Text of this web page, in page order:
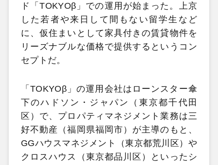
ド「TOKYOβ」での運用が始まった。上京
した若者や来日して間もない留学生など
に、仮住まいとして家具付きの賃貸物件を
リーズナブルな価格で提供するというコン
セプトだ。
「TOKYOβ」の運用会社はローンスター傘
下のハドソン・ジャパン（東京都千代田
区）で、プロパティマネジメント業務は三
好不動産（福岡県福岡市）が主導のもと、
GGハウスマネジメント（東京都荒川区）や
クロスハウス（東京都品川区）といったシ